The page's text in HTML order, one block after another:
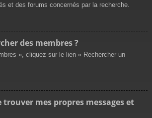
et des forums concernés par la recherche.
des membres ?
», cliquez sur le lien « Rechercher un
mes propres messages et